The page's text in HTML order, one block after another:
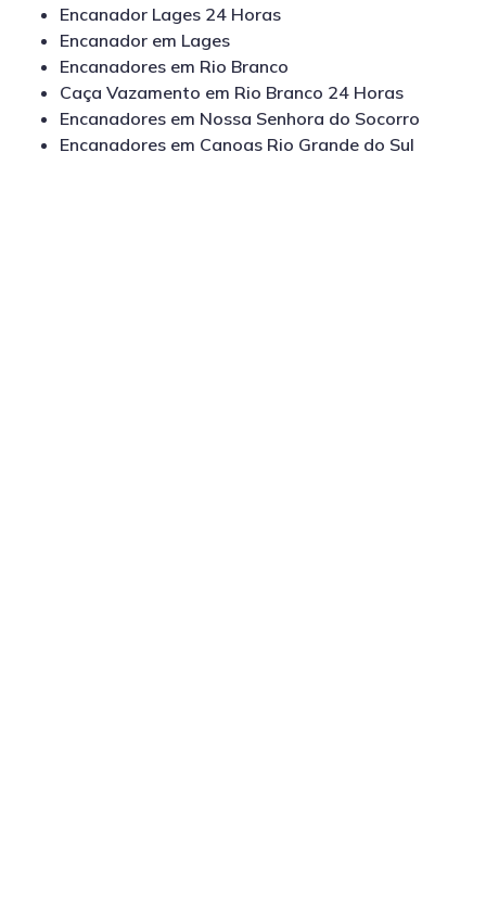
Encanador Lages 24 Horas
Encanador em Lages
Encanadores em Rio Branco
Caça Vazamento em Rio Branco 24 Horas
Encanadores em Nossa Senhora do Socorro
Encanadores em Canoas Rio Grande do Sul